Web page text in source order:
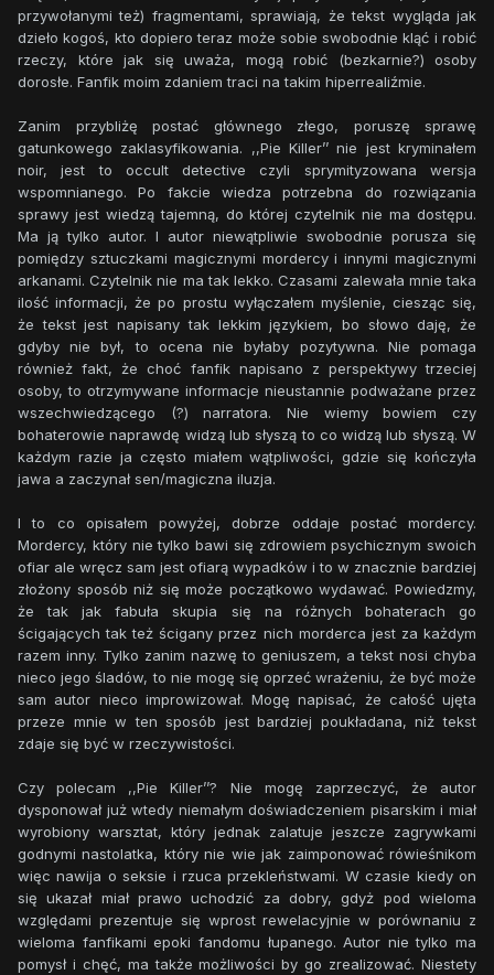
odkrycie jego tożsamości sprawi, że wszystko stanie się
jasne – powiedział White Arrow. – Dlatego potrzebujemy
twojej pomocy…
Stali tak przez chwilę mierząc się spojrzeniami. Wyglądało
na to, że powoli zaczyna się przekonywać co do niego, gdy
– Jeśli nam nie pomożesz, Pie Killer znowu wygra… I… –
spuściła głowę. – I zabije ich dużo… brutalniej niż zrobił to
twojej siostrze…
Bura klacz momentalnie puściła White Arrowa. Wściekle
łypiąc wzrokiem, zbliżyła się do jego blondwłosej kuzynki.
Ogier był w każdej chwili gotowy do interwencji, w końcu
wyglądało na to, że Glowing Star potrzebuje tylko iskry, by
wybuchnąć…
…Płaczem?
przywołanymi też) fragmentami, sprawiają, że tekst wygląda jak
dzieło kogoś, kto dopiero teraz może sobie swobodnie kląć i robić
rzeczy, które jak się uważa, mogą robić (bezkarnie?) osoby
dorosłe. Fanfik moim zdaniem traci na takim hiperrealiźmie.
Zanim przybliżę postać głównego złego, poruszę sprawę
gatunkowego zaklasyfikowania. ,,Pie Killer’’ nie jest kryminałem
noir, jest to occult detective czyli sprymityzowana wersja
wspomnianego. Po fakcie wiedza potrzebna do rozwiązania
sprawy jest wiedzą tajemną, do której czytelnik nie ma dostępu.
Ma ją tylko autor. I autor niewątpliwie swobodnie porusza się
pomiędzy sztuczkami magicznymi mordercy i innymi magicznymi
arkanami. Czytelnik nie ma tak lekko. Czasami zalewała mnie taka
ilość informacji, że po prostu wyłączałem myślenie, ciesząc się,
że tekst jest napisany tak lekkim językiem, bo słowo daję, że
gdyby nie był, to ocena nie byłaby pozytywna. Nie pomaga
również fakt, że choć fanfik napisano z perspektywy trzeciej
osoby, to otrzymywane informacje nieustannie podważane przez
wszechwiedzącego (?) narratora. Nie wiemy bowiem czy
bohaterowie naprawdę widzą lub słyszą to co widzą lub słyszą. W
każdym razie ja często miałem wątpliwości, gdzie się kończyła
jawa a zaczynał sen/magiczna iluzja.
I to co opisałem powyżej, dobrze oddaje postać mordercy.
Mordercy, który nie tylko bawi się zdrowiem psychicznym swoich
ofiar ale wręcz sam jest ofiarą wypadków i to w znacznie bardziej
złożony sposób niż się może początkowo wydawać. Powiedzmy,
że tak jak fabuła skupia się na różnych bohaterach go
ścigających tak też ścigany przez nich morderca jest za każdym
razem inny. Tylko zanim nazwę to geniuszem, a tekst nosi chyba
nieco jego śladów, to nie mogę się oprzeć wrażeniu, że być może
sam autor nieco improwizował. Mogę napisać, że całość ujęta
przeze mnie w ten sposób jest bardziej poukładana, niż tekst
zdaje się być w rzeczywistości.
Czy polecam ,,Pie Killer’’? Nie mogę zaprzeczyć, że autor
dysponował już wtedy niemałym doświadczeniem pisarskim i miał
wyrobiony warsztat, który jednak zalatuje jeszcze zagrywkami
godnymi nastolatka, który nie wie jak zaimponować rówieśnikom
więc nawija o seksie i rzuca przekleństwami. W czasie kiedy on
się ukazał miał prawo uchodzić za dobry, gdyż pod wieloma
względami prezentuje się wprost rewelacyjnie w porównaniu z
wieloma fanfikami epoki fandomu łupanego. Autor nie tylko ma
pomysł i chęć, ma także możliwości by go zrealizować. Niestety